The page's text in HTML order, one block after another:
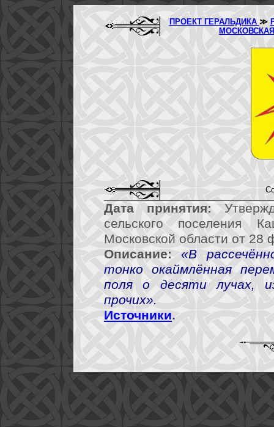
ПРОЕКТ ГЕРАЛЬДИКА ≫
Дата принятия:
сельского поселения
Московской области от
Описание:
«В
тонко окаймлённая
поля о десяти лучах,
прочих».
Источники.